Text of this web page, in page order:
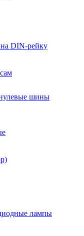
DIN-рейку
шины
лампы